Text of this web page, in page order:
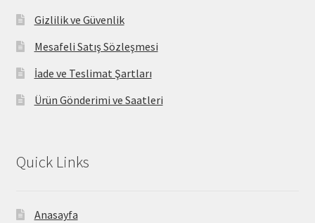
Gizlilik ve Güvenlik
Mesafeli Satış Sözleşmesi
İade ve Teslimat Şartları
Ürün Gönderimi ve Saatleri
Quick Links
Anasayfa